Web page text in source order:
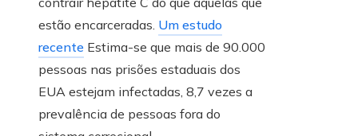
estão encarceradas. Um estudo
recente Estima-se que mais de 90.000
pessoas nas prisões estaduais dos
EUA estejam infectadas, 8,7 vezes a
prevalência de pessoas fora do